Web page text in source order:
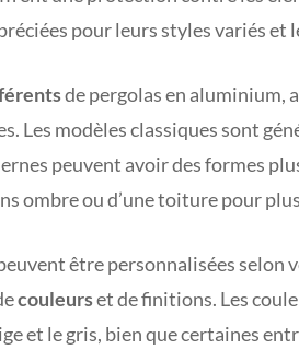
pour leurs styles variés et
de pergolas en aluminium,
Les modèles classiques sont
peuvent avoir des formes
ombre ou d’une toiture pour
être personnalisées selon
couleurset de finitions. Les
et le gris, bien que certaines